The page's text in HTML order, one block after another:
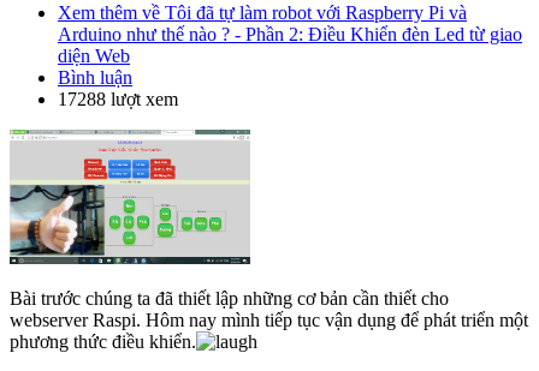
Xem thêm về Tôi đã tự làm robot với Raspberry Pi và
Arduino như thế nào ? - Phần 2: Điều Khiển đèn Led từ giao
diện Web
Bình luận
17288 lượt xem
Bài trước chúng ta đã thiết lập những cơ bản cần thiết cho
webserver Raspi. Hôm nay mình tiếp tục vận dụng để phát triển một
phương thức điều khiển.